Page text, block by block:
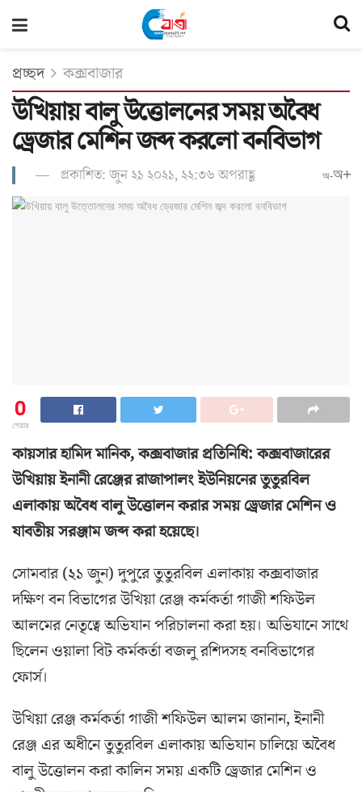
প্রচ্ছদ কক্সবাজার
উখিয়ায় বালু উত্তোলনের সময় অবৈধ
ড্রেজার মেশিন জব্দ করলো বনবিভাগ
প্রকাশিত: জুন ২১ ২০২১, ২২:৩৬ অপরাহ্ণ অ-অ+
0
শেয়ার
কায়সার হামিদ মানিক, কক্সবাজার প্রতিনিধি: কক্সবাজারের
উখিয়ায় ইনানী রেঞ্জের রাজাপালং ইউনিয়নের তুতুরবিল
এলাকায় অবৈধ বালু উত্তোলন করার সময় ড্রেজার মেশিন ও
যাবতীয় সরঞ্জাম জব্দ করা হয়েছে।
সোমবার (২১ জুন) দুপুরে তুতুরবিল এলাকায় কক্সবাজার
দক্ষিণ বন বিভাগের উখিয়া রেঞ্জ কর্মকর্তা গাজী শফিউল
আলমের নেতৃত্বে অভিযান পরিচালনা করা হয়। অভিযানে সাথে
ছিলেন ওয়ালা বিট কর্মকর্তা বজলু রশিদসহ বনবিভাগের
ফোর্স।
উখিয়া রেঞ্জ কর্মকর্তা গাজী শফিউল আলম জানান, ইনানী
রেঞ্জ এর অধীনে তুতুরবিল এলাকায় অভিযান চালিয়ে অবৈধ
বালু উত্তোলন করা কালিন সময় একটি ড্রেজার মেশিন ও